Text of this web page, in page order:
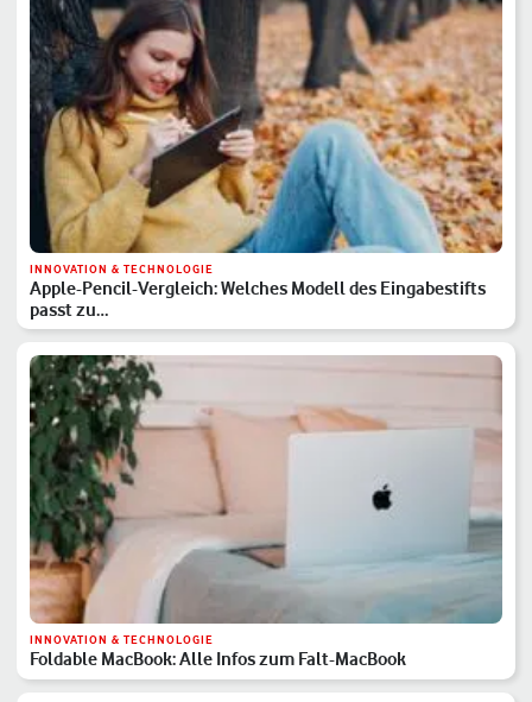
INNOVATION & TECHNOLOGIE
Apple-Pencil-Vergleich: Welches Modell des Eingabestifts
passt zu…
INNOVATION & TECHNOLOGIE
Foldable MacBook: Alle Infos zum Falt-MacBook